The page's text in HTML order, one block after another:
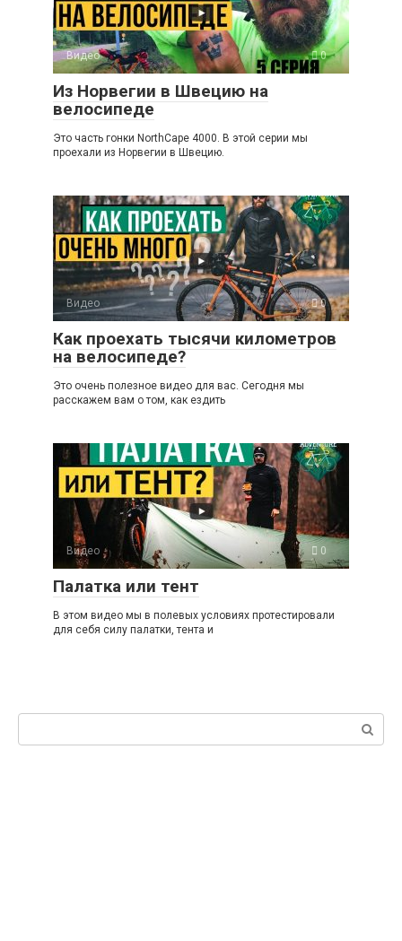
Видео 0
Из Норвегии в Швецию на
велосипеде
Это часть гонки NorthCape 4000. В этой серии мы
проехали из Норвегии в Швецию.
Видео 0
Как проехать тысячи километров
на велосипеде?
Это очень полезное видео для вас. Сегодня мы
расскажем вам о том, как ездить
Видео 0
Палатка или тент
В этом видео мы в полевых условиях протестировали
для себя силу палатки, тента и